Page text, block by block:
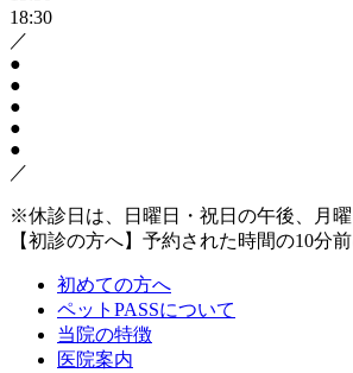
18:30
／
●
●
●
●
●
／
※休診日は、日曜日・祝日の午後、月曜
【初診の方へ】予約された時間の10分
初めての方へ
ペットPASSについて
当院の特徴
医院案内